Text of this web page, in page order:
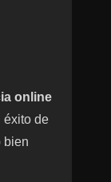
online
éxito de
bien